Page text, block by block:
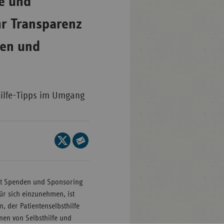
Transparenz
und
Tipps im Umgang
Seite
auf
und Sponsoring
sich einzunehmen, ist
der Patientenselbsthilfe
von Selbsthilfe und